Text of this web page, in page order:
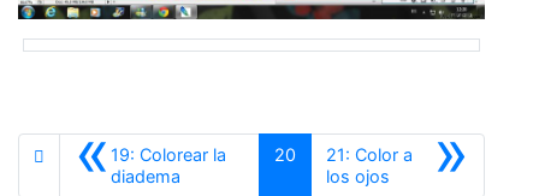
«19: Colorear la
diadema
20 »
21: Color a
los ojos Siguiente